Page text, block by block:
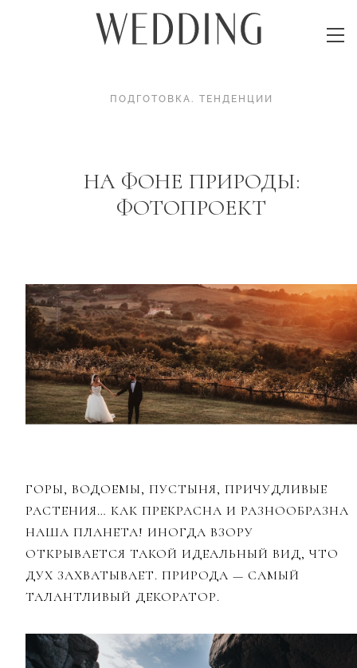
ПОДГОТОВКА. ТЕНДЕНЦИИ
НА ФОНЕ ПРИРОДЫ:
ФОТОПРОЕКТ
ГОРЫ, ВОДОЕМЫ, ПУСТЫНЯ, ПРИЧУДЛИВЫЕ
РАСТЕНИЯ… КАК ПРЕКРАСНА И РАЗНООБРАЗНА
НАША ПЛАНЕТА! ИНОГДА ВЗОРУ
ОТКРЫВАЕТСЯ ТАКОЙ ИДЕАЛЬНЫЙ ВИД, ЧТО
ДУХ ЗАХВАТЫВАЕТ. ПРИРОДА — САМЫЙ
ТАЛАНТЛИВЫЙ ДЕКОРАТОР.